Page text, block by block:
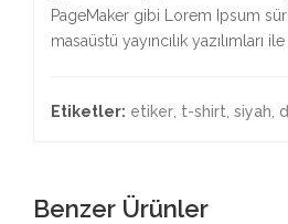
PageMaker gibi Lorem Ipsum
masaüstü yayıncılık yazılımları
Etiketler: etiker t-shirt siyah
Benzer Ürünler